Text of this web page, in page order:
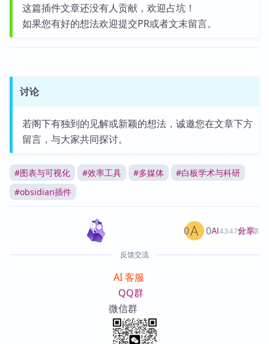
这篇插件文章还没有人贡献，欢迎占坑！
如果您有好的想法欢迎提交PR或者文末留言。
讨论
若阁下有独到的见解或新颖的想法，诚邀您在文章下方
留言，与大家共同探讨。
#图表与可视化 #效率工具 #多媒体 #白板学术与科研
#obsidian插件
AI4347篇文章
0 0 分享
反馈交流
AI 客服
QQ群
微信群